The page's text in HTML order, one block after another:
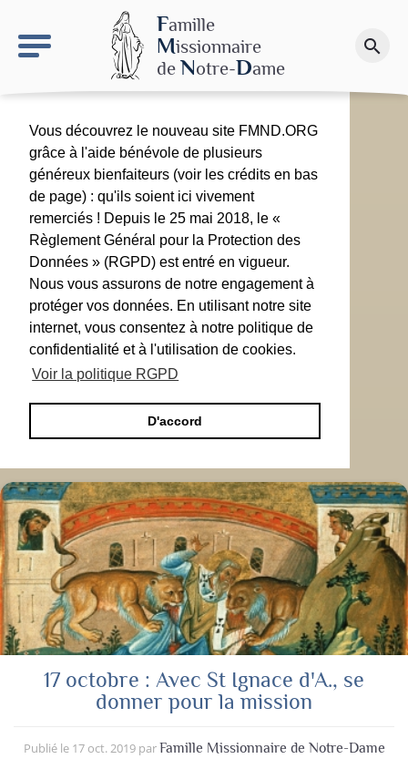
Famille
Missionnaire
de Notre-Dame
search
Faire un don
Vous découvrez le nouveau site FMND.ORG
grâce à l'aide bénévole de plusieurs
généreux bienfaiteurs (voir les crédits en bas
de page) : qu'ils soient ici vivement
remerciés ! Depuis le 25 mai 2018, le «
Règlement Général pour la Protection des
Données » (RGPD) est entré en vigueur.
Nous vous assurons de notre engagement à
protéger vos données. En utilisant notre site
internet, vous consentez à notre politique de
confidentialité et à l'utilisation de cookies.
Voir la politique RGPD
D'accord
17 octobre : Avec St Ignace d'A., se
donner pour la mission
Publié le 17 oct. 2019 parFamille Missionnaire de Notre-Dame